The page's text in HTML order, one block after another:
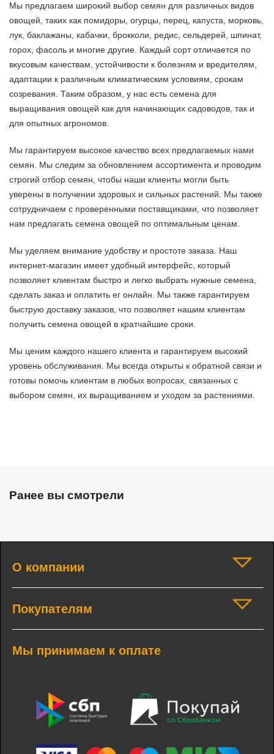
Мы предлагаем широкий выбор семян для различных видов
овощей, таких как помидоры, огурцы, перец, капуста, морковь,
лук, баклажаны, кабачки, брокколи, редис, сельдерей, шпинат,
горох, фасоль и многие другие. Каждый сорт отличается по
вкусовым качествам, устойчивости к болезням и вредителям,
адаптации к различным климатическим условиям, срокам
созревания. Таким образом, у нас есть семена для
выращивания овощей как для начинающих садоводов, так и
для опытных агрономов.
Мы гарантируем высокое качество всех предлагаемых нами
семян. Мы следим за обновлением ассортимента и проводим
строгий отбор семян, чтобы наши клиенты могли быть
уверены в получении здоровых и сильных растений. Мы также
сотрудничаем с проверенными поставщиками, что позволяет
нам предлагать семена овощей по оптимальным ценам.
Мы уделяем внимание удобству и простоте заказа. Наш
интернет-магазин имеет удобный интерфейс, который
позволяет клиентам быстро и легко выбрать нужные семена,
сделать заказ и оплатить ег онлайн. Мы также гарантируем
быструю доставку заказов, что позволяет нашим клиентам
получить семена овощей в кратчайшие сроки.
Мы ценим каждого нашего клиента и гарантируем высокий
уровень обслуживания. Мы всегда открыты к обратной связи и
готовы помочь клиентам в любых вопросах, связанных с
выбором семян, их выращиванием и уходом за растениями.
Ранее вы смотрели
О компании
Покупателям
Мы принимаем к оплате